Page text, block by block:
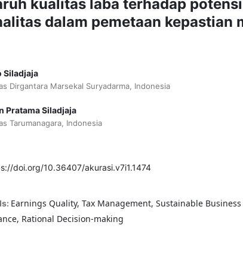
kualitas laba terhadap
dalam pemetaan kepastian
Siladjaja
Dirgantara Marsekal Suryadarma, Indonesia
Pratama Siladjaja
Tarumanagara, Indonesia
doi.org/10.36407/akurasi.v7i1.1474
Earnings Quality, Tax Management, Sustainable Business
Rational Decision-making